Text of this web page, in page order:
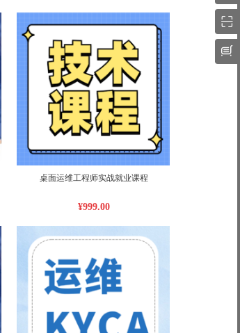
桌面运维工程师实战就业课程
¥999.00